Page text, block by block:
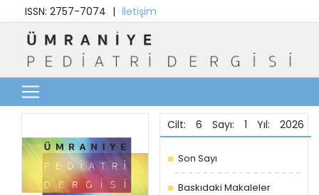
ISSN: 2757-7074 | İletişim
Cilt: 6 Sayı: 1 Yıl: 2026
Son Sayı
Baskıdaki Makaleler